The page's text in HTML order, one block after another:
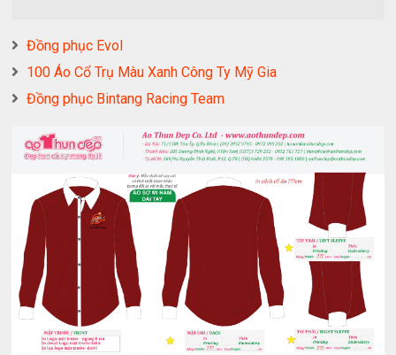
Đồng phục Evol
100 Áo Cổ Trụ Màu Xanh Công Ty Mỹ Gia
Đồng phục Bintang Racing Team